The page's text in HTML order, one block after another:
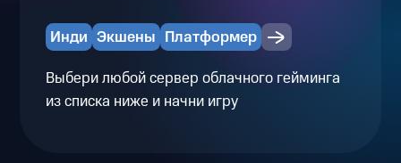
Инди Экшены Платформер
Выбери любой сервер облачного гейминга
из списка ниже и начни игру